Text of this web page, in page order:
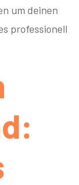
um deinen
professionell